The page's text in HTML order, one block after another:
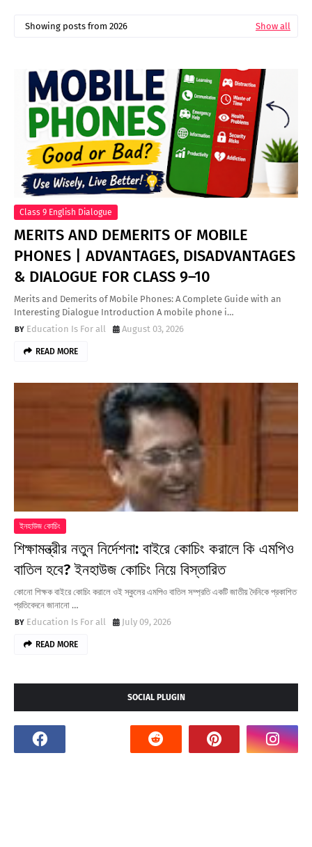
Showing posts from 2026 Show all
Class 9 English Dialogue
MERITS AND DEMERITS OF MOBILE
PHONES | ADVANTAGES, DISADVANTAGES
& DIALOGUE FOR CLASS 9–10
Merits and Demerits of Mobile Phones: A Complete Guide with an
Interesting Dialogue Introduction A mobile phone i…
Education Is For all
August 03, 2026
READ MORE
ইনহাউজ কোচিং
শিক্ষামন্ত্রীর নতুন নির্দেশনা: বাইরে কোচিং করালে কি এমপিও
বাতিল হবে? ইনহাউজ কোচিং নিয়ে বিস্তারিত
কোনো শিক্ষক বাইরে কোচিং করালে ওই স্কুলের এমপিও বাতিল সম্প্রতি একটি জাতীয় দৈনিকে প্রকাশিত
প্রতিবেদনে জানানো …
Education Is For all
July 09, 2026
READ MORE
SOCIAL PLUGIN